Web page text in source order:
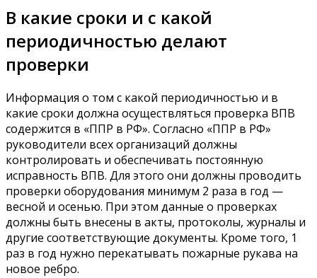
В какие сроки и с какой
периодичностью делают
проверки
Информация о том с какой периодичностью и в
какие сроки должна осуществляться проверка ВПВ
содержится в «ППР в РФ». Согласно «ППР в РФ»
руководители всех организаций должны
контролировать и обеспечивать постоянную
исправность ВПВ. Для этого они должны проводить
проверки оборудования минимум 2 раза в год —
весной и осенью. При этом данные о проверках
должны быть внесены в акты, протоколы, журналы и
другие соответствующие документы. Кроме того, 1
раз в год нужно перекатывать пожарные рукава на
новое ребро.